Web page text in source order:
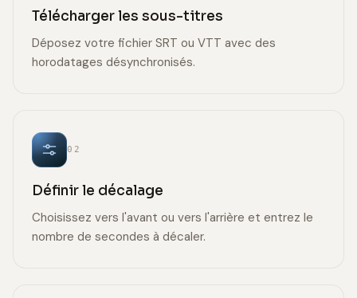
Télécharger les sous-titres
Déposez votre fichier SRT ou VTT avec des
horodatages désynchronisés.
02
Définir le décalage
Choisissez vers l'avant ou vers l'arrière et entrez le
nombre de secondes à décaler.